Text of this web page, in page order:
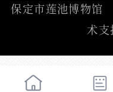
保定市莲池博物馆
术支